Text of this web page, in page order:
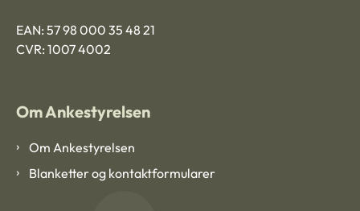
EAN: 57 98 000 35 48 21
CVR: 1007 4002
Om Ankestyrelsen
Om Ankestyrelsen
Blanketter og kontaktformularer